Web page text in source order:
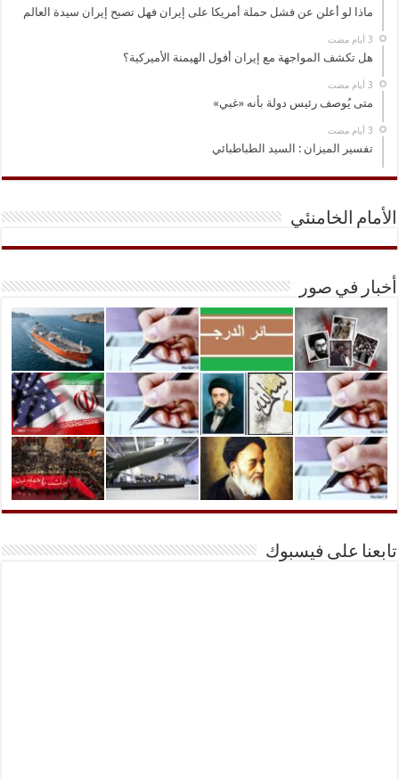
ماذا لو أعلن عن فشل حملة أمريكا على إيران فهل تصبح إيران سيدة العالم
هل تكشف المواجهة مع إيران أفول الهيمنة الأميركية؟
متى يُوصف رئيس دولة بأنه «غبي»
تفسير الميزان : السيد الطباطبائي
الأمام الخامنئي
أخبار في صور
تابعنا على فيسبوك